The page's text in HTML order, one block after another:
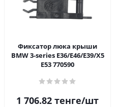
Фиксатор люка крыши
BMW 3-series E36/E46/E39/X5
E53 770590
1 706.82 тенге/шт